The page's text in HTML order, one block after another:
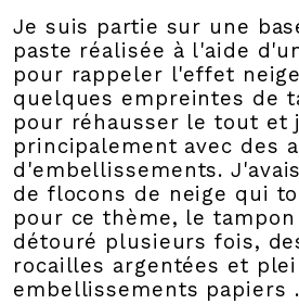
Je suis partie sur une
paste réalisée à l'aide
pour rappeler l'effet
quelques empreintes de
pour réhausser le tout et
principalement avec des
d'embellissements.
de flocons de neige qui
pour ce thème, le
détouré plusieurs fois,
rocailles argentées et
embellissements papiers